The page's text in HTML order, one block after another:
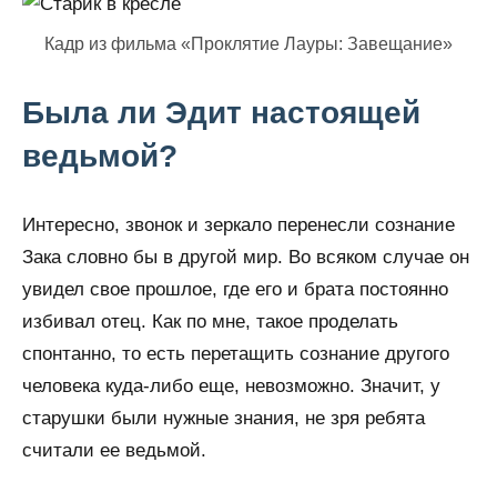
Кадр из фильма «Проклятие Лауры: Завещание»
Была ли Эдит настоящей
ведьмой?
Интересно, звонок и зеркало перенесли сознание
Зака словно бы в другой мир. Во всяком случае он
увидел свое прошлое, где его и брата постоянно
избивал отец. Как по мне, такое проделать
спонтанно, то есть перетащить сознание другого
человека куда-либо еще, невозможно. Значит, у
старушки были нужные знания, не зря ребята
считали ее ведьмой.